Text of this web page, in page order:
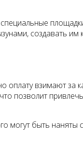
создавать им
оплату взимают за
позволит
быть наняты